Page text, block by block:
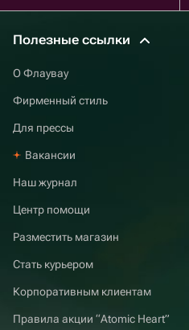
Полезные ссылки
О Флаувау
Фирменный стиль
Для прессы
Вакансии
Наш журнал
Центр помощи
Разместить магазин
Стать курьером
Корпоративным клиентам
Правила акции “Atomic Heart”